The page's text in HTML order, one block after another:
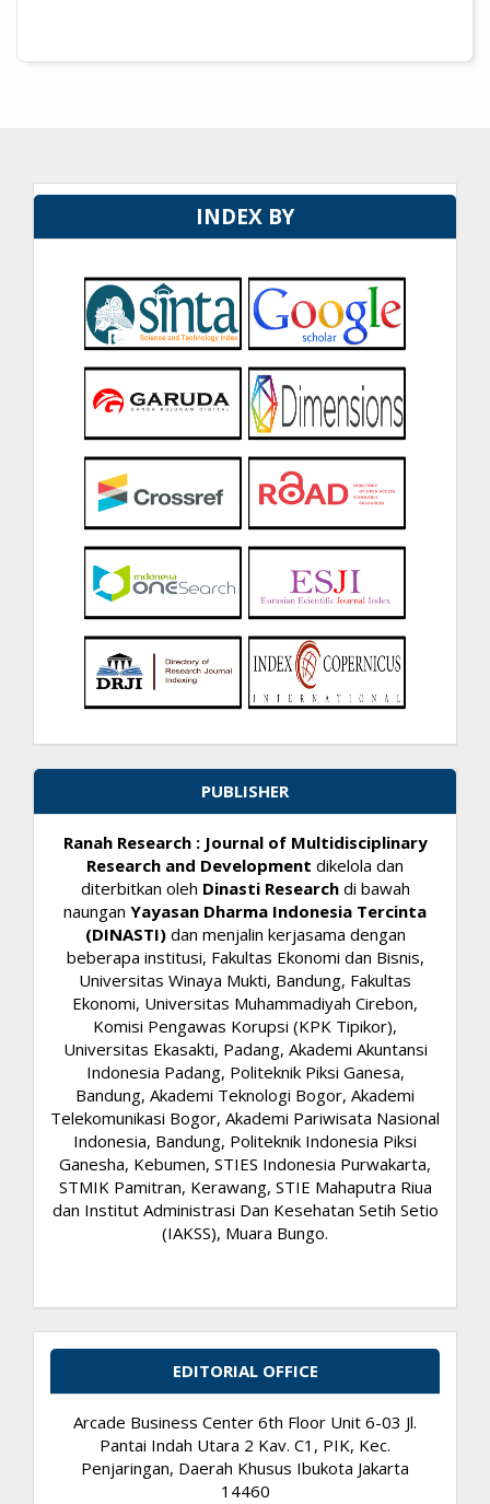
INDEX BY
PUBLISHER
Ranah Research : Journal of Multidisciplinary
Research and Development dikelola dan
diterbitkan oleh Dinasti Research di bawah
naungan Yayasan Dharma Indonesia Tercinta
(DINASTI)dan menjalin kerjasama dengan
beberapa institusi, Fakultas Ekonomi dan Bisnis,
Universitas Winaya Mukti, Bandung, Fakultas
Ekonomi, Universitas Muhammadiyah Cirebon,
Komisi Pengawas Korupsi (KPK Tipikor),
Universitas Ekasakti, Padang, Akademi Akuntansi
Indonesia Padang, Politeknik Piksi Ganesa,
Bandung, Akademi Teknologi Bogor, Akademi
Telekomunikasi Bogor, Akademi Pariwisata Nasional
Indonesia, Bandung, Politeknik Indonesia Piksi
Ganesha, Kebumen, STIES Indonesia Purwakarta,
STMIK Pamitran, Kerawang, STIE Mahaputra Riua
dan Institut Administrasi Dan Kesehatan Setih Setio
(IAKSS), Muara Bungo.
EDITORIAL OFFICE
Arcade Business Center 6th Floor Unit 6-03 Jl.
Pantai Indah Utara 2 Kav. C1, PIK, Kec.
Penjaringan, Daerah Khusus Ibukota Jakarta
14460